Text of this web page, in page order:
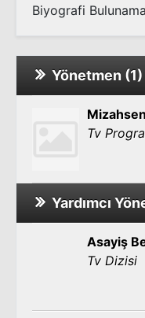
Biyografi
Yönetmen (1)
Mizahsen
Tv
Yardımcı
Asayiş
Tv Dizisi